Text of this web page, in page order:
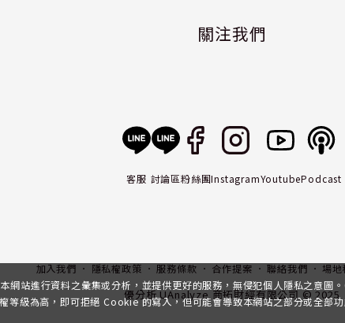
關注我們
客服 討論區粉絲團InstagramYoutubePodcast
加入我們 隱私權政策 服務條款 合作提案 聯絡我們 場
優分析 UAnalyze 商拓財經有限公司 © 2025
站進行資料之彙集或分析，並提供更好的服務，無侵犯個人隱私之意圖
等級為高，即可拒絕 Cookie 的寫入，但可能會導致本網站之部分或全部功